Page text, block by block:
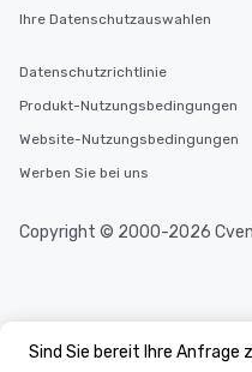
Sind Sie bereit Ihre Anfrage
Ihre Datenschutzauswahlen
Datenschutzrichtlinie
Produkt-Nutzungsbedingungen
Website-Nutzungsbedingungen
Werben Sie bei uns
Copyright © 2000-2026